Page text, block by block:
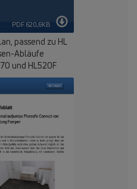
PDF 620,6KB
passend zu HL
Abläufe
und HL520F